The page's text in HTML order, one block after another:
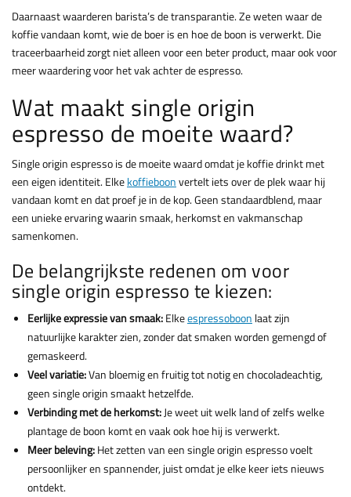
Daarnaast waarderen barista’s de transparantie. Ze weten waar de
koffie vandaan komt, wie de boer is en hoe de boon is verwerkt. Die
traceerbaarheid zorgt niet alleen voor een beter product, maar ook voor
meer waardering voor het vak achter de espresso.
Wat maakt single origin
espresso de moeite waard?
Single origin espresso is de moeite waard omdat je koffie drinkt met
een eigen identiteit. Elkekoffieboonvertelt iets over de plek waar hij
vandaan komt en dat proef je in de kop. Geen standaardblend, maar
een unieke ervaring waarin smaak, herkomst en vakmanschap
samenkomen.
De belangrijkste redenen om voor
single origin espresso te kiezen:
Eerlijke expressie van smaak:Elkeespressoboon laat zijn
natuurlijke karakter zien, zonder dat smaken worden gemengd of
gemaskeerd.
Veel variatie:Van bloemig en fruitig tot notig en chocoladeachtig,
geen single origin smaakt hetzelfde.
Verbinding met de herkomst:Je weet uit welk land of zelfs welke
plantage de boon komt en vaak ook hoe hij is verwerkt.
Meer beleving:Het zetten van een single origin espresso voelt
persoonlijker en spannender, juist omdat je elke keer iets nieuws
ontdekt.